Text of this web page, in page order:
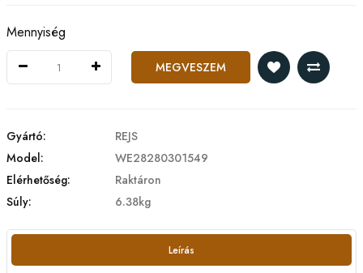
Mennyiség
MEGVESZEM
Gyártó:
REJS
Model:
WE28280301549
Elérhetőség:
Raktáron
Súly:
6.38kg
Leírás